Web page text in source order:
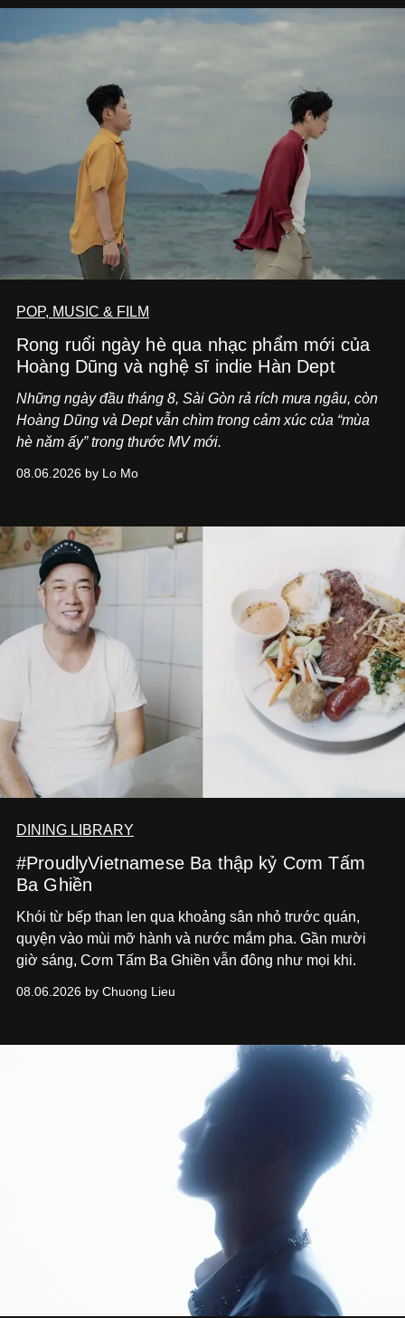
POP, MUSIC & FILM
Rong ruổi ngày hè qua nhạc phẩm mới của
Hoàng Dũng và nghệ sĩ indie Hàn Dept
Những ngày đầu tháng 8, Sài Gòn rả rích mưa ngâu, còn
Hoàng Dũng và Dept vẫn chìm trong cảm xúc của “mùa
hè năm ấy” trong thước MV mới.
08.06.2026 by Lo Mo
DINING LIBRARY
#ProudlyVietnamese Ba thập kỷ Cơm Tấm
Ba Ghiền
Khói từ bếp than len qua khoảng sân nhỏ trước quán,
quyện vào mùi mỡ hành và nước mắm pha. Gần mười
giờ sáng, Cơm Tấm Ba Ghiền vẫn đông như mọi khi.
08.06.2026 by Chuong Lieu